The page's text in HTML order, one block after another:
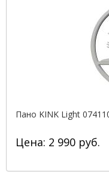
Пано KINK Light
Цена: 2 990 руб.